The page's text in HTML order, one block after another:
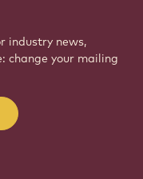
industry news,
change your mailing